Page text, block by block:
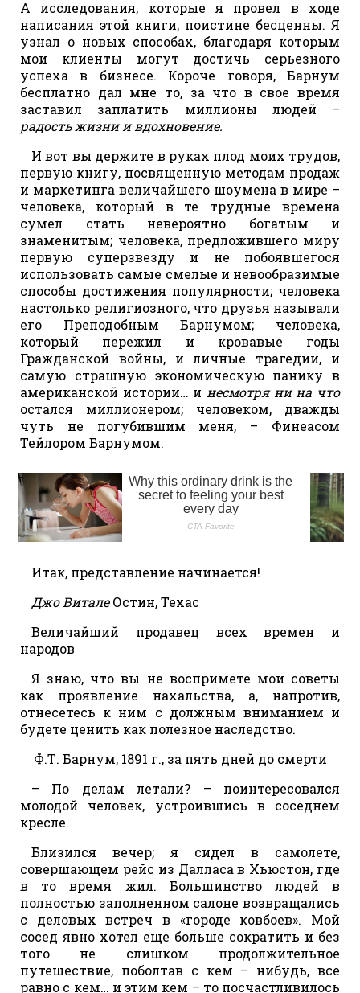
А исследования, которые я провел в ходе
написания этой книги, поистине бесценны. Я
узнал о новых способах, благодаря которым
мои клиенты могут достичь серьезного
успеха в бизнесе. Короче говоря, Барнум
бесплатно дал мне то, за что в свое время
заставил заплатить миллионы людей –
радость жизни и вдохновение.
И вот вы держите в руках плод моих трудов,
первую книгу, посвященную методам продаж
и маркетинга величайшего шоумена в мире –
человека, который в те трудные времена
сумел стать невероятно богатым и
знаменитым; человека, предложившего миру
первую суперзвезду и не побоявшегося
использовать самые смелые и невообразимые
способы достижения популярности; человека
настолько религиозного, что друзья называли
его Преподобным Барнумом; человека,
который пережил и кровавые годы
Гражданской войны, и личные трагедии, и
самую страшную экономическую панику в
американской истории… и несмотря ни на что
остался миллионером; человеком, дважды
чуть не погубившим меня, – Финеасом
Тейлором Барнумом.
Итак, представление начинается!
Джо ВиталеОстин, Техас
Величайший продавец всех времен и
народов
Я знаю, что вы не воспримете мои советы
как проявление нахальства, а, напротив,
отнесетесь к ним с должным вниманием и
будете ценить как полезное наследство.
Ф.Т. Барнум, 1891 г., за пять дней до смерти
– По делам летали? – поинтересовался
молодой человек, устроившись в соседнем
кресле.
Близился вечер; я сидел в самолете,
совершающем рейс из Далласа в Хьюстон, где
в то время жил. Большинство людей в
полностью заполненном салоне возвращались
с деловых встреч в «городе ковбоев». Мой
сосед явно хотел еще больше сократить и без
того не слишком продолжительное
путешествие, поболтав с кем – нибудь, все
равно с кем… и этим кем – то посчастливилось